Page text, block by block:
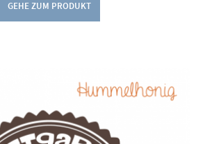
GEHE ZUM PRODUKT